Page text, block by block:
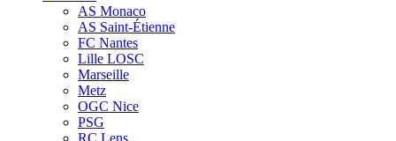
AS Monaco
AS Saint-Étienne
FC Nantes
Lille LOSC
Marseille
Metz
OGC Nice
PSG
RC Lens